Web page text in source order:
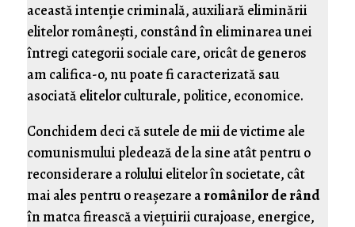
această intenţie criminală, auxiliară eliminării
elitelor româneşti, constând în eliminarea unei
întregi categorii sociale care, oricât de generos
am califica-o, nu poate fi caracterizată sau
asociată elitelor culturale, politice, economice.
Conchidem deci că sutele de mii de victime ale
comunismului pledează de la sine atât pentru o
reconsiderare a rolului elitelor în societate, cât
mai ales pentru o reaşezare aromânilor de rând
în matca firească a vieţuirii curajoase, energice,